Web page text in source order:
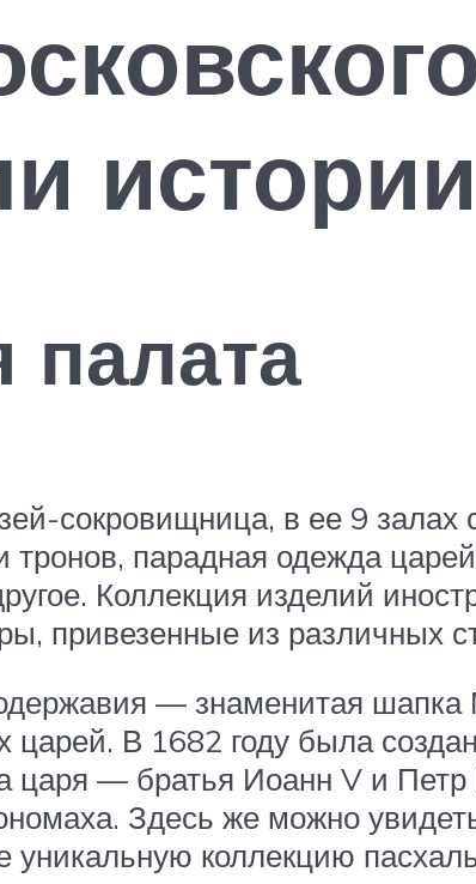
палата
сокровищница, в ее 9 залах
тронов, парадная одежда
Коллекция изделий
привезенные из различных
— знаменитая шапка
царей. В 1682 году была
царя — братья Иоанн V и
Здесь же можно
уникальную коллекцию